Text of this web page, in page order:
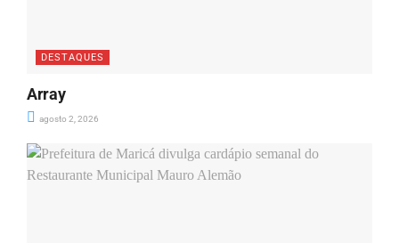
DESTAQUES
Array
agosto 2, 2026